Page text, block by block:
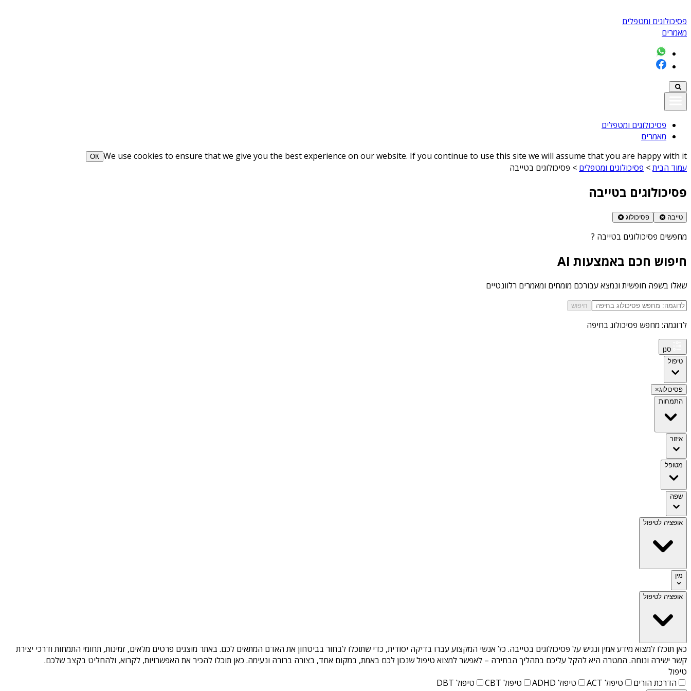
פסיכולוגים ומטפלים
מאמרים
פסיכולוגים ומטפלים
מאמרים
We use cookies to ensure that we give you the best experience on our website. If you continue to use this site we will assume that you are happy with it
ОК
עמוד הבית> פסיכולוגים ומטפלים > פסיכולוגים בטייבה
פסיכולוגים בטייבה
טייבה פסיכולוג
מחפשים פסיכולוגים בטייבה ?
חיפוש חכם באמצעות AI
שאלו בשפה חופשית ונמצא עבורכם מומחים ומאמרים רלוונטיים
חיפוש
לדוגמה: מחפש פסיכולוג בחיפה
סנן
טיפול
פסיכולוג×
התמחות
איזור
מטופל
שפה
אופציה לטיפול
מין
אופציה לטיפול
כאן תוכלו למצוא מידע אמין ונגיש על פסיכולוגים בטייבה. כל אנשי המקצוע עברו בדיקה יסודית, כדי שתוכלו לבחור בביטחון את האדם המתאים לכם. באתר מוצגים פרטים מלאים, זמינות, תחומי התמחות ודרכי יצירת
קשר ישירה ונוחה. המטרה היא להקל עליכם בתהליך הבחירה – לאפשר למצוא טיפול שנכון לכם באמת, במקום אחד, בצורה ברורה ונעימה. כאן תוכלו להכיר את האפשרויות, לקרוא, ולהחליט בקצב שלכם.
טיפול
הדרכת הורים
טיפול ACT טיפול ADHD טיפול CBT טיפול DBT